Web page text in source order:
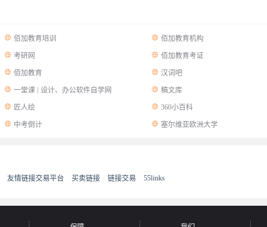
 佰加教育培训  佰加教育机构
 考研网  佰加教育考证
 佰加教育  汉词吧
 一堂课 | 设计、办公软件自学网  稿文库
 匠人绘  360小百科
 中考倒计  塞尔维亚欧洲大学
友情链接交易平台 买卖链接 链接交易 55links